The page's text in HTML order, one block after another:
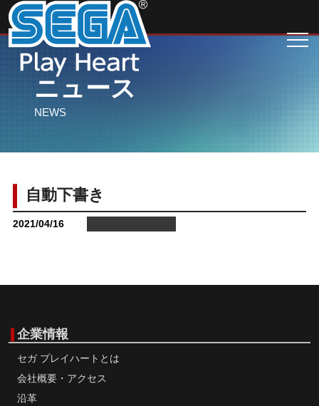
ニュース
NEWS
自動下書き
2021/04/16
企業情報
セガ プレイハートとは
会社概要・アクセス
沿革